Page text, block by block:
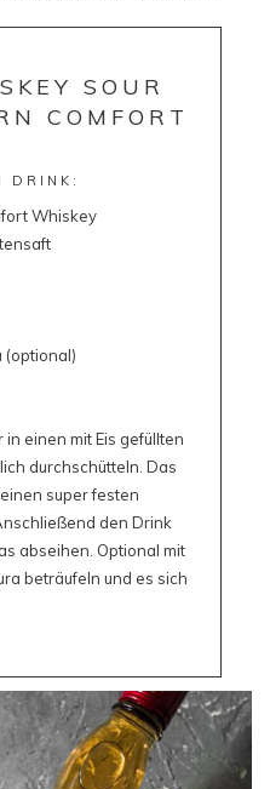
SOUR
COMFORT
DRINK:
Whiskey
(optional)
einen mit Eis gefüllten
durchschütteln. Das
super festen
den Drink
abseihen. Optional mit
beträufeln und es sich